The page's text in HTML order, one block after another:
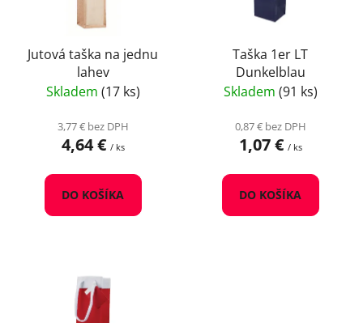
Jutová taška na jednu
lahev
Skladem (17 ks)
3,77 € bez DPH
4,64 € / ks
DO KOŠÍKA
Taška 1er LT
Dunkelblau
Skladem (91 ks)
0,87 € bez DPH
1,07 € / ks
DO KOŠÍKA